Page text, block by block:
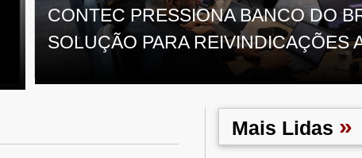
CONTEC PRESSIONA BANCO DO
SOLUÇÃO PARA REIVINDICAÇÕES
Mais Lidas »